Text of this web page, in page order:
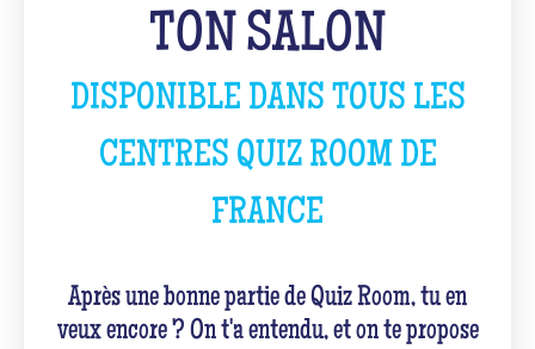
TON SALON
DISPONIBLE DANS TOUS LES
CENTRES QUIZ ROOM DE
FRANCE
Après une bonne partie de Quiz Room, tu en
veux encore ? On t'a entendu, et on te propose